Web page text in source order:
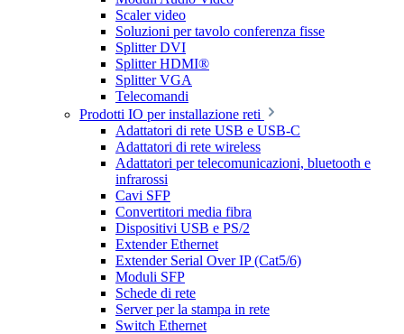
Scaler video
Soluzioni per tavolo conferenza fisse
Splitter DVI
Splitter HDMI®
Splitter VGA
Telecomandi
Prodotti IO per installazione reti
Adattatori di rete USB e USB-C
Adattatori di rete wireless
Adattatori per telecomunicazioni, bluetooth e
infrarossi
Cavi SFP
Convertitori media fibra
Dispositivi USB e PS/2
Extender Ethernet
Extender Serial Over IP (Cat5/6)
Moduli SFP
Schede di rete
Server per la stampa in rete
Switch Ethernet